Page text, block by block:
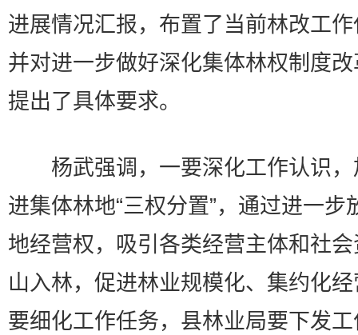
进展情况汇报，布置了当前林改工
并对进一步做好深化集体林权制度
提出了具体要求。
杨武强调，一要深化工作认识，
进集体林地“三权分置”，通过进一步
地经营权，吸引各类经营主体和社
山入林，促进林业规模化、集约化
要细化工作任务，县林业局要下发